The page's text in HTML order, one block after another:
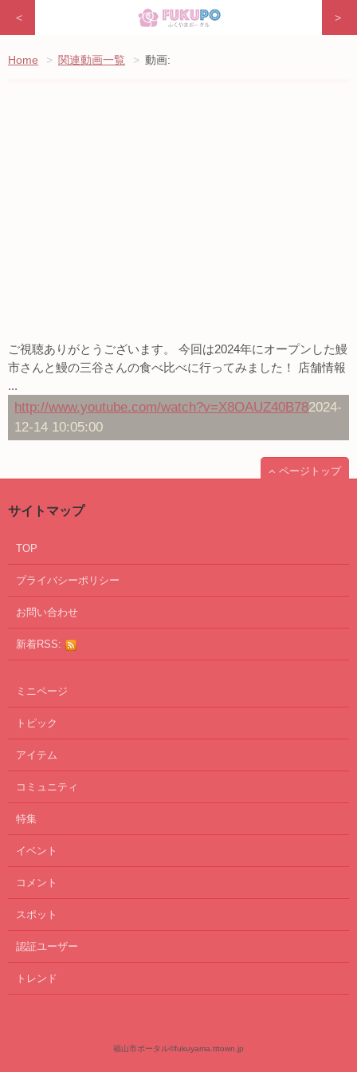
Home 関連動画一覧 動画:
ご視聴ありがとうございます。 今回は2024年にオープンした鰻
市さんと鰻の三谷さんの食べ比べに行ってみました！ 店舗情報
...
http://www.youtube.com/watch?v=X8OAUZ40B782024-
12-14 10:05:00
ページトップ
サイトマップ
TOP
プライバシーポリシー
お問い合わせ
新着RSS:
ミニページ
トピック
アイテム
コミュニティ
特集
イベント
コメント
スポット
認証ユーザー
トレンド
福山市ポータル©fukuyama.tttown.jp
< >